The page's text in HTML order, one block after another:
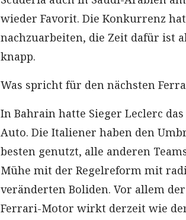
wieder Favorit. Die Konkurrenz
nachzuarbeiten, die Zeit dafür ist
knapp.
Was spricht für den nächsten
In Bahrain hatte Sieger Leclerc
Auto. Die Italiener haben den
besten genutzt, alle anderen
Mühe mit der Regelreform mit
veränderten Boliden. Vor allem
Ferrari-Motor wirkt derzeit wie